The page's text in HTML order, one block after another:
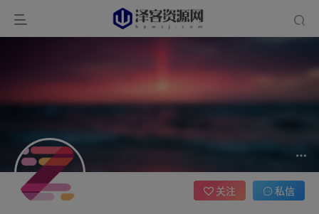
关注 私信